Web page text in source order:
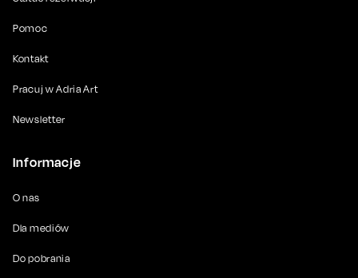
Pomoc
Kontakt
Pracuj w Adria Art
Newsletter
Informacje
O nas
Dla mediów
Do pobrania